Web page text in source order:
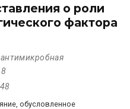
о роли
фактора
обусловленное